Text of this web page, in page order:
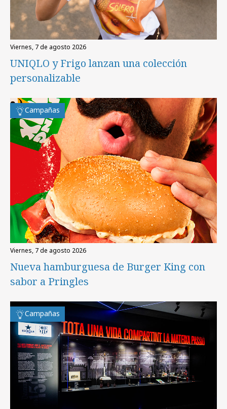
viernes, 7 de agosto 2026
UNIQLO y Frigo lanzan una colección
personalizable
Campañas
viernes, 7 de agosto 2026
Nueva hamburguesa de Burger King con
sabor a Pringles
Campañas